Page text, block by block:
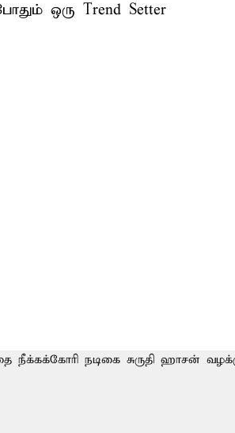
ஒரு Trend Setter